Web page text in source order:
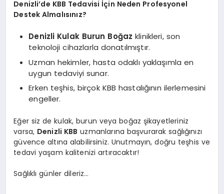
Denizli’de KBB Tedavisi İçin Neden Profesyonel
Destek Almalısınız?
Denizli Kulak Burun Boğaz klinikleri, son
teknoloji cihazlarla donatılmıştır.
Uzman hekimler, hasta odaklı yaklaşımla en
uygun tedaviyi sunar.
Erken teşhis, birçok KBB hastalığının ilerlemesini
engeller.
Eğer siz de kulak, burun veya boğaz şikayetleriniz
varsa, Denizli KBB uzmanlarına başvurarak sağlığınızı
güvence altına alabilirsiniz. Unutmayın, doğru teşhis ve
tedavi yaşam kalitenizi artıracaktır!
Sağlıklı günler dileriz…